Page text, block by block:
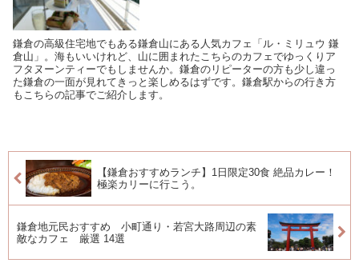
鎌倉の高級住宅地でもある鎌倉山にある人気カフェ「ル・ミリュウ 鎌
倉山」。海もいいけれど、山に囲まれたこちらのカフェでゆっくりア
フタヌーンティーでもしませんか。鎌倉のリピーターの方も少し違っ
た鎌倉の一面が見れてきっと楽しめるはずです。鎌倉駅からの行き方
もこちらの記事でご紹介します。
【鎌倉おすすめランチ】1日限定30食 絶品カレー！
極楽カリーに行こう。
鎌倉地元民おすすめ 小町通り・若宮大路周辺の素
敵なカフェ 厳選 14選